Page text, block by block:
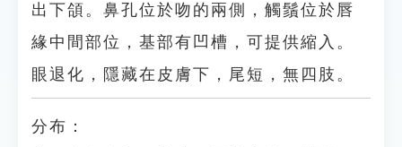
出下頜。鼻孔位於吻的兩側，觸鬚位於唇
緣中間部位，基部有凹槽，可提供縮入。
眼退化，隱藏在皮膚下，尾短，無四肢。
分布：